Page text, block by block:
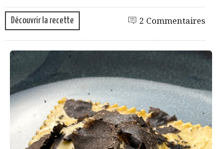
Découvrir la recette 2 Commentaires